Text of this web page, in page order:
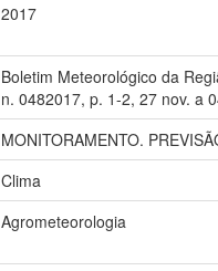
2017
Boletim Meteorológico da
n. 0482017, p. 1-2, 27 nov. a
MONITORAMENTO.
Clima
Agrometeorologia